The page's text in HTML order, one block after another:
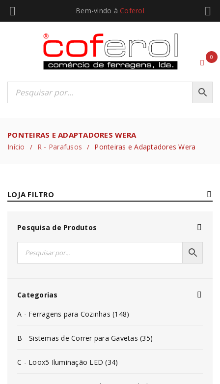
Bem-vindo à Coferol
0
PONTEIRAS E ADAPTADORES WERA
Início / R - Parafusos / Ponteiras e Adaptadores Wera
LOJA FILTRO
Pesquisa de Produtos
Categorias
A - Ferragens para Cozinhas (148)
B - Sistemas de Correr para Gavetas (35)
C - Loox5 Iluminação LED (34)